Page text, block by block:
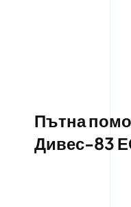
Пътна
Дивес-83